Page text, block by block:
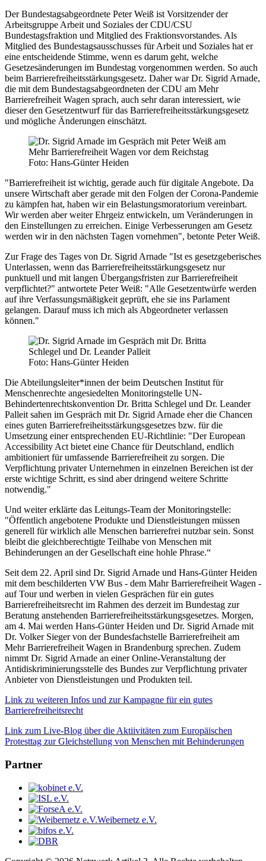
Der Bundestagsabgeordnete Peter Weiß ist Vorsitzender der
Arbeitsgruppe Arbeit und Soziales der CDU/CSU
Bundestagsfraktion und Mitglied des Fraktionsvorstandes. Als
Mitglied des Bundestagsausschusses für Arbeit und Soziales hat er
eine entscheidende Stimme, wenn es darum geht, welche
Gesetzesänderungen im Bundestag vorgenommen werden. So auch
beim Barrierefreiheitsstärkungsgesetz. Daher war Dr. Sigrid Arnade,
die mit dem Bundestagsabgeordneten der CDU am Mehr
Barrierefreiheit Wagen sprach, auch sehr daran interessiert, wie
dieser den Gesetzentwurf für das Barrierefreiheitsstärkungsgesetz
und mögliche Änderungen einschätzt.
Foto: Hans-Günter Heiden
"Barrierefreiheit ist wichtig, gerade auch für digitale Angebote. Da
unsere Wirtschaft aber gerade mit den Folgen der Corona-Pandemie
zu kämpfen hat, haben wir ein Belastungsmoratorium vereinbart.
Wir werden aber weiter Ehrgeiz entwickeln, um Veränderungen in
den Einstellungen zu erreichen. Einige Verbesserungen am Gesetz
werden wir in den nächsten Tagen vornehmen", betonte Peter Weiß.
Zur Frage des Tages von Dr. Sigrid Arnade "Ist es gesetzgeberisches
Unterlassen, wenn das Barrierefreiheitsstärkungsgesetz nur
punktuell und mit langen Übergangsfristen zur Barrierefreiheit
verpflichtet?" antwortete Peter Weiß: "Alle Gesetzentwürfe werden
auf ihre Verfassungsmäßigkeit geprüft, ehe sie ins Parlament
gelangen. Darauf muss ich mich als Abgeordneter verlassen
können."
Foto: Hans-Günter Heiden
Die Abteilungsleiter*innen der beim Deutschen Institut für
Menschenrechte angesiedelten Monitoringstelle UN-
Behindertenrechtskonvention Dr. Britta Schlegel und Dr. Leander
Palleit sahen im Gespräch mit Dr. Sigrid Arnade eher die Chancen
eines guten Barrierefreiheitsstärkungsgesetzes bzw. für die
Umsetzung einer entsprechenden EU-Richtlinie: "Der European
Accessibility Act bietet eine Chance für Deutschland, endlich
ambitioniert für umfassende Barrierefreiheit zu sorgen. Die
Verpflichtung privater Unternehmen in einzelnen Bereichen ist der
erste wichtige Schritt, es sind aber dringend weitere Schritte
notwendig."
Und weiter erklärte das Leitungs-Team der Monitoringstelle:
"Öffentlich angebotene Produkte und Dienstleistungen müssen
generell für wirklich alle Menschen barrierefrei nutzbar sein. Sonst
bleibt die gleichberechtigte Teilhabe von Menschen mit
Behinderungen an der Gesellschaft eine hohle Phrase.“
Seit dem 22. April sind Dr. Sigrid Arnade und Hans-Günter Heiden
mit dem beschilderten VW Bus - dem Mahr Barrierefreiheit Wagen -
auf Tour und werben in vielen Gesprächen für ein gutes
Barrierefreiheitsrecht im Rahmen des derzeit im Bundestag zur
Beratung anstehenden Barrierefreiheitsstärkungsgesetzes. Morgen,
am 4. Mai werden Hans-Günter Heiden und Dr. Sigrid Arnade mit
Dr. Volker Sieger von der Bundesfachstelle Barrierefreiheit am
Mehr Barrierefreiheit Wagen in Brandenburg sprechen. Zudem
nimmt Dr. Sigrid Arnade an einer Online-Veranstaltung der
Antidiskriminierungsstelle des Bundes zur Verpflichtung privater
Anbieter von Dienstleistungen und Produkten teil.
Link zu weiteren Infos und zur Kampagne für ein gutes
Barrierefreiheitsrecht
Link zum Live-Blog über die Aktiivitäten zum Europäischen
Protesttag zur Gleichstellung von Menschen mit Behinderungen
Partner
Weibernetz e.V.